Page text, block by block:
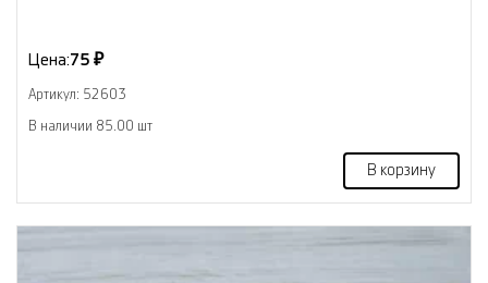
Цена:75 ₽
Артикул: 52603
В наличии 85.00 шт
В корзину